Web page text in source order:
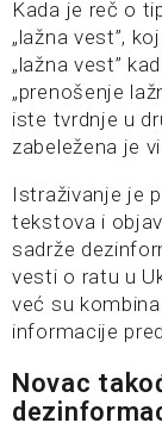
Kada je reč o
„lažna vest”,
„lažna vest”
„prenošenje
iste tvrdnje u
zabeležena je
Istraživanje je
tekstova i
sadrže
vesti o ratu u
već su
informacije
Novac